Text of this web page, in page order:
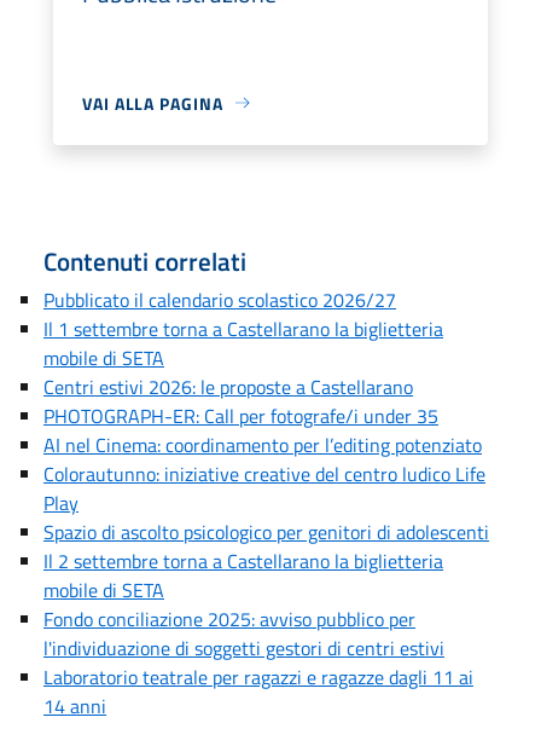
VAI ALLA PAGINA
Contenuti correlati
Pubblicato il calendario scolastico 2026/27
Il 1 settembre torna a Castellarano la biglietteria
mobile di SETA
Centri estivi 2026: le proposte a Castellarano
PHOTOGRAPH-ER: Call per fotografe/i under 35
AI nel Cinema: coordinamento per l’editing potenziato
Colorautunno: iniziative creative del centro ludico Life
Play
Spazio di ascolto psicologico per genitori di adolescenti
Il 2 settembre torna a Castellarano la biglietteria
mobile di SETA
Fondo conciliazione 2025: avviso pubblico per
l'individuazione di soggetti gestori di centri estivi
Laboratorio teatrale per ragazzi e ragazze dagli 11 ai
14 anni